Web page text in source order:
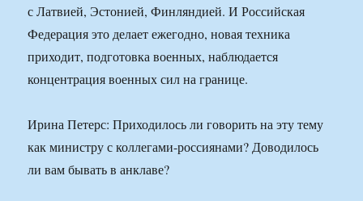
с Латвией, Эстонией, Финляндией. И Российская
Федерация это делает ежегодно, новая техника
приходит, подготовка военных, наблюдается
концентрация военных сил на границе.
Ирина Петерс: Приходилось ли говорить на эту тему
как министру с коллегами-россиянами? Доводилось
ли вам бывать в анклаве?